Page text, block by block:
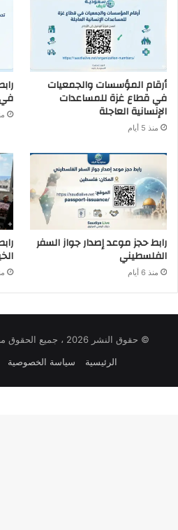
أرقام المؤسسات والجمعيات
في قطاع غزة للمساعدات
الإنسانية العاجلة
منذ 5 أيام
رابط حجز موعد إصدار جواز السفر
الفلسطيني
منذ 6 أيام
© حقوق النشر 2026 ، جميع الحقوق محفوظة |
الرئيسية
سياسة الخصوصية